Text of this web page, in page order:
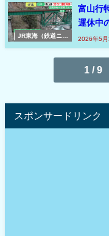
本）
JR東海（鉄道ニュ
富山行
運休中
2026年5月
1 / 9
スポンサードリンク